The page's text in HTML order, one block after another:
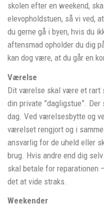
skolen efter en weekend,
elevopholdstuen, så vi ved,
du gerne gå i byen, hvis du
aftensmad opholder du dig
kan dog være, at du går en
Værelse
Dit værelse skal være et rart
din private ”dagligstue”.
dag. Ved værelsesbytte og
værelset rengjort og i
ansvarlig for de uheld eller
brug. Hvis andre end dig
skal betale for reparationen
det at vide straks.
Weekender